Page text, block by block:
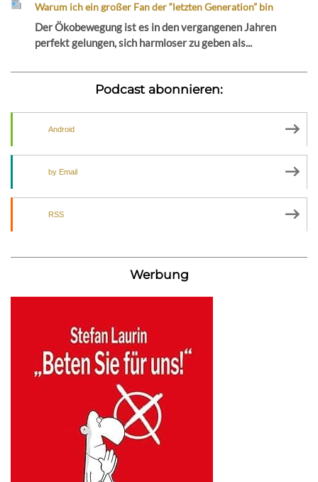
Warum ich ein großer Fan der “letzten Generation” bin
Der Ökobewegung ist es in den vergangenen Jahren
perfekt gelungen, sich harmloser zu geben als...
Podcast abonnieren:
Android
by Email
RSS
Werbung